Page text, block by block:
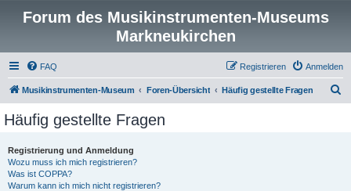
Forum des Musikinstrumenten-Museums
Markneukirchen
FAQ Anmelden
Registrieren
Musikinstrumenten-Museum Foren-Übersicht Häufig gestellte Fragen
Häufig gestellte Fragen
Registrierung und Anmeldung
Wozu muss ich mich registrieren?
Was ist COPPA?
Warum kann ich mich nicht registrieren?